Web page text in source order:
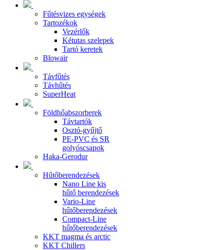
Fűtésvizes egységek
Tartozékok
Vezérlők
Kétutas szelepek
Tartó keretek
Blowair
Távfűtés
Távhűtés
SuperHeat
Földhőabszorberek
Távtartók
Osztó-gyűjtő
PE-PVC és SR
golyóscsapok
Haka-Gerodur
Hűtőberendezések
Nano Line kis
hűtő berendezések
Vario-Line
hűtőberendezések
Compact-Line
hűtőberendezések
KKT magma és arctic
KKT Chillers